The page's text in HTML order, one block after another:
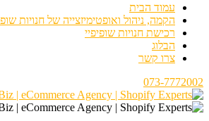
עמוד הבית
הקמה, ניהול ואופטימיזצייה של חנויות
רכישת חנויות שופיפיי
הבלוג
צרו קשר
073-7772002